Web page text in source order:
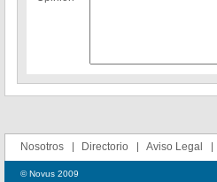
Nosotros Directorio Aviso Legal
© Novus 2009